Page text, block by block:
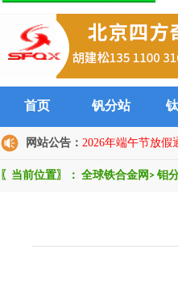
首页 钒分站
网站公告： 2026年端午节放假
〖当前位置〗： 全球铁合金网 > 钼